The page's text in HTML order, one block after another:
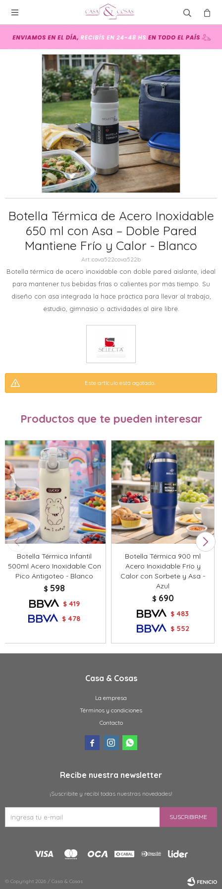

Botella Térmica de Acero Inoxidable
650 ml con Asa – Doble Pared
Mantiene Frío y Calor - Blanco
cova522cova522b
Botella térmica de acero inoxidable con doble pared aislante, ideal
para mantener tus bebidas frías o calientes por más tiempo. Su
diseño con asa integrada la hace práctica para llevar al trabajo,
estudio, gimnasio o actividades al aire libre.
Este artículo está agotado.
Productos que te pueden interesar
Botella Térmica Infantil
500ml Acero Inoxidable Con
Pico Antigoteo - Blanco
$ 598
$ 419
$ 478
Botella Térmica 900 ml
Acero Inoxidable Frío y
Calor con Sorbete y Asa -
Azul
$ 690
$ 483
$ 552
Casa & Cosas
La empresa
Términos y condiciones
Contacto
  
Recibe nuestra newsletter
¡Suscribite y recibí todas nuestras novedades!
SUSCRIBIRME
© Copyright 2026 / Casa & Cosas